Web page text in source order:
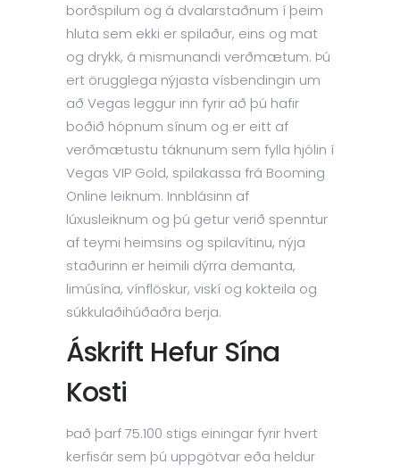
borðspilum og á dvalarstaðnum í þeim
hluta sem ekki er spilaður, eins og mat
og drykk, á mismunandi verðmætum. Þú
ert örugglega nýjasta vísbendingin um
að Vegas leggur inn fyrir að þú hafir
boðið hópnum sínum og er eitt af
verðmætustu táknunum sem fylla hjólin í
Vegas VIP Gold, spilakassa frá Booming
Online leiknum. Innblásinn af
lúxusleiknum og þú getur verið spenntur
af teymi heimsins og spilavítinu, nýja
staðurinn er heimili dýrra demanta,
limúsína, vínflöskur, viskí og kokteila og
súkkulaðihúðaðra berja.
Áskrift Hefur Sína
Kosti
Það þarf 75.100 stigs einingar fyrir hvert
kerfisár sem þú uppgötvar eða heldur